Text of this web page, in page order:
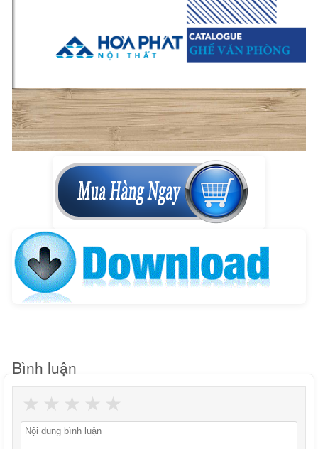
Bình luận
★
★
★
★
★